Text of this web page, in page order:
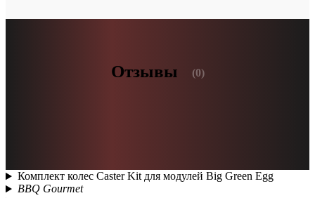
Отзывы (0)
Комплект колес Caster Kit для модулей Big Green Egg
BBQ Gourmet